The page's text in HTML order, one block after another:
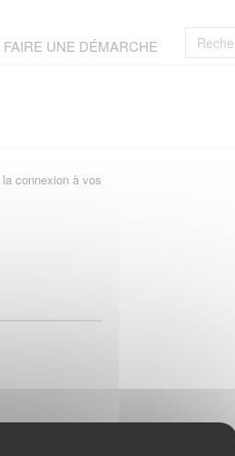
FAIRE UNE DÉMARCHE
connexion à vos